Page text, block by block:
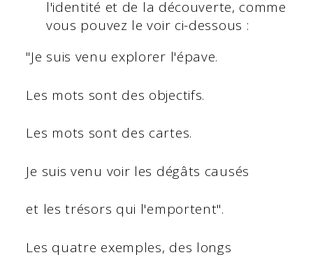
l'identité et de la découverte, comme
vous pouvez le voir ci-dessous :
"Je suis venu explorer l'épave.
Les mots sont des objectifs.
Les mots sont des cartes.
Je suis venu voir les dégâts causés
et les trésors qui l'emportent".
Les quatre exemples, des longs